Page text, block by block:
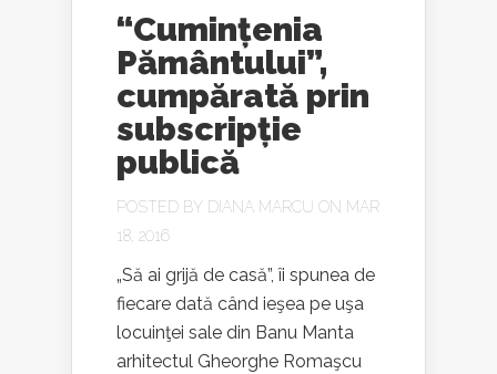
“Cumințenia
Pământului”,
cumpărată prin
subscripție
publică
POSTED BY DIANA MARCU ON MAR
18, 2016
„Să ai grijă de casă”, îi spunea de
fiecare dată când ieşea pe uşa
locuinţei sale din Banu Manta
arhitectul Gheorghe Romaşcu